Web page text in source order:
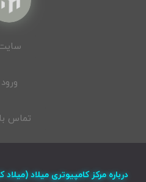
ورود
تماس
درباره مرکز کامپیوتری میلاد (میلاد